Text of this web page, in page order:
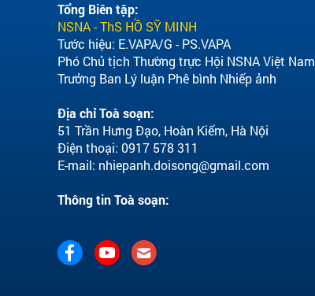
Tổng Biên tập:
NSNA - ThS HỒ SỸ MINH
Tước hiệu: E.VAPA/G - PS.VAPA
Phó Chủ tịch Thường trực Hội NSNA Việt Nam
Trưởng Ban Lý luận Phê bình Nhiếp ảnh
Địa chỉ Toà soạn:
51 Trần Hưng Đạo, Hoàn Kiếm, Hà Nội
Điện thoại: 0917 578 311
E-mail: nhiepanh.doisong@gmail.com
Thông tin Toà soạn: